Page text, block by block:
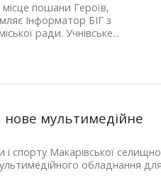
пошани Героїв,
Інформатор БІГ з
ради. Учнівське...
нове мультимедійне
і спорту Макарівської
обладнання